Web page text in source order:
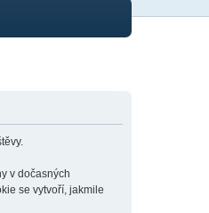
v dočasných
se vytvoří, jakmile